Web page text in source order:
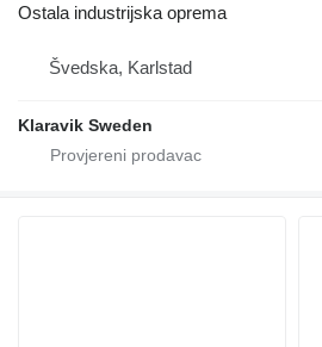
Ostala industrijska oprema
Švedska, Karlstad
Klaravik Sweden